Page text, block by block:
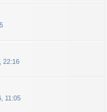
22:16
11:05